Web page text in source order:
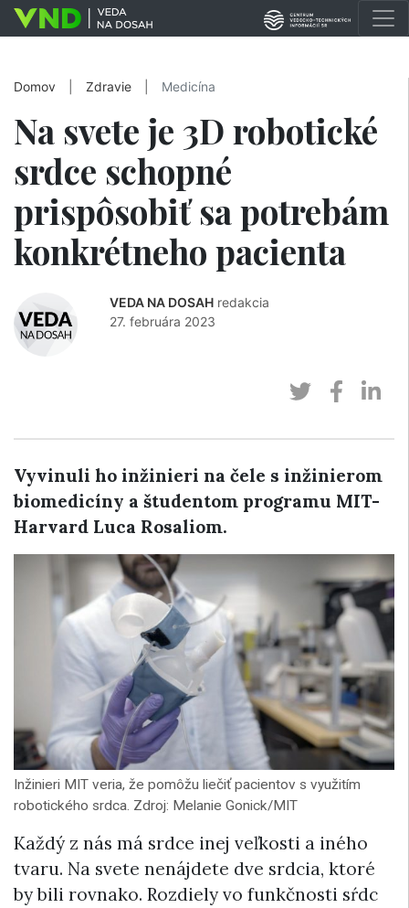
Domov Zdravie Medicína
Na svete je 3D robotické
srdce schopné
prispôsobiť sa potrebám
konkrétneho pacienta
VEDA NA DOSAH redakcia
27. februára 2023
Vyvinuli ho inžinieri na čele s inžinierom
biomedicíny a študentom programu MIT-
Harvard Luca Rosaliom.
Inžinieri MIT veria, že pomôžu liečiť pacientov s využitím
robotického srdca. Zdroj: Melanie Gonick/MIT
Každý z nás má srdce inej veľkosti a iného
tvaru. Na svete nenájdete dve srdcia, ktoré
by bili rovnako. Rozdiely vo funkčnosti sŕdc